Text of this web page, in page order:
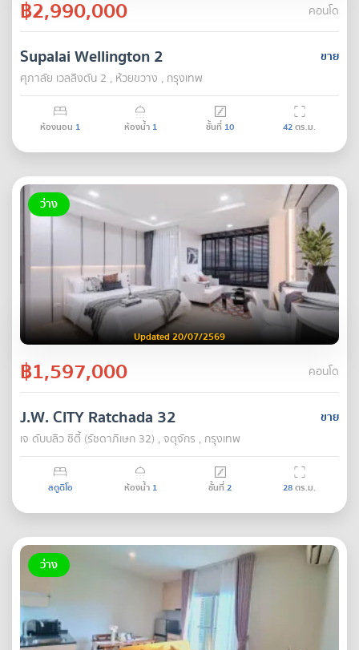
฿2,990,000 คอนโด
ขาย
Supalai Wellington 2
ศุภาลัย เวลลิงตัน 2 , ห้วยขวาง , กรุงเทพ
ห้องนอน 1 ห้องน้ำ 1 ชั้นที่ 10 42ตร.ม.
ว่าง
Updated 20/07/2569
฿1,597,000 คอนโด
ขาย
J.W. CITY Ratchada 32
เจ ดับบลิว ซิตี้ (รัชดาภิเษก 32) , จตุจักร , กรุงเทพ
สตูดิโอ ห้องน้ำ 1 ชั้นที่2 28ตร.ม.
ว่าง